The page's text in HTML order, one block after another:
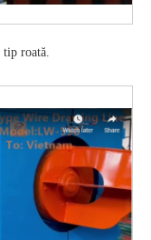
tip roată.